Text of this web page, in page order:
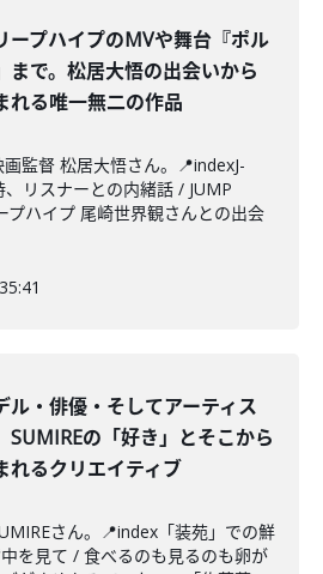
ープハイプのMVや舞台『ポル
まで。松居大悟の出会いから
れる唯一無二の作品
監督 松居大悟さん。📍indexJ-
リスナーとの内緒話 / JUMP
プハイプ 尾崎世界観さんとの出会
ル・俳優・そしてアーティス
SUMIREの「好き」とそこから
れるクリエイティブ
さん。📍index「装苑」での鮮
を見て / 食べるのも見るのも卵が